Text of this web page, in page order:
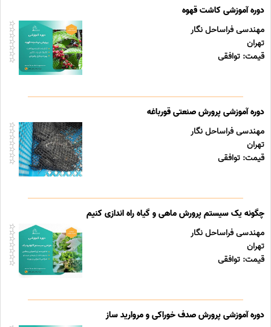
دوره آموزشی کاشت قهوه
مهندسی فراساحل نگار
تهران
قیمت: توافقی
دوره آموزشی پرورش صنعتی قورباغه
مهندسی فراساحل نگار
تهران
قیمت: توافقی
چگونه یک سیستم پرورش ماهی و گیاه راه اندازی کنیم
مهندسی فراساحل نگار
تهران
قیمت: توافقی
دوره آموزشی پرورش صدف خوراکی و مروارید ساز